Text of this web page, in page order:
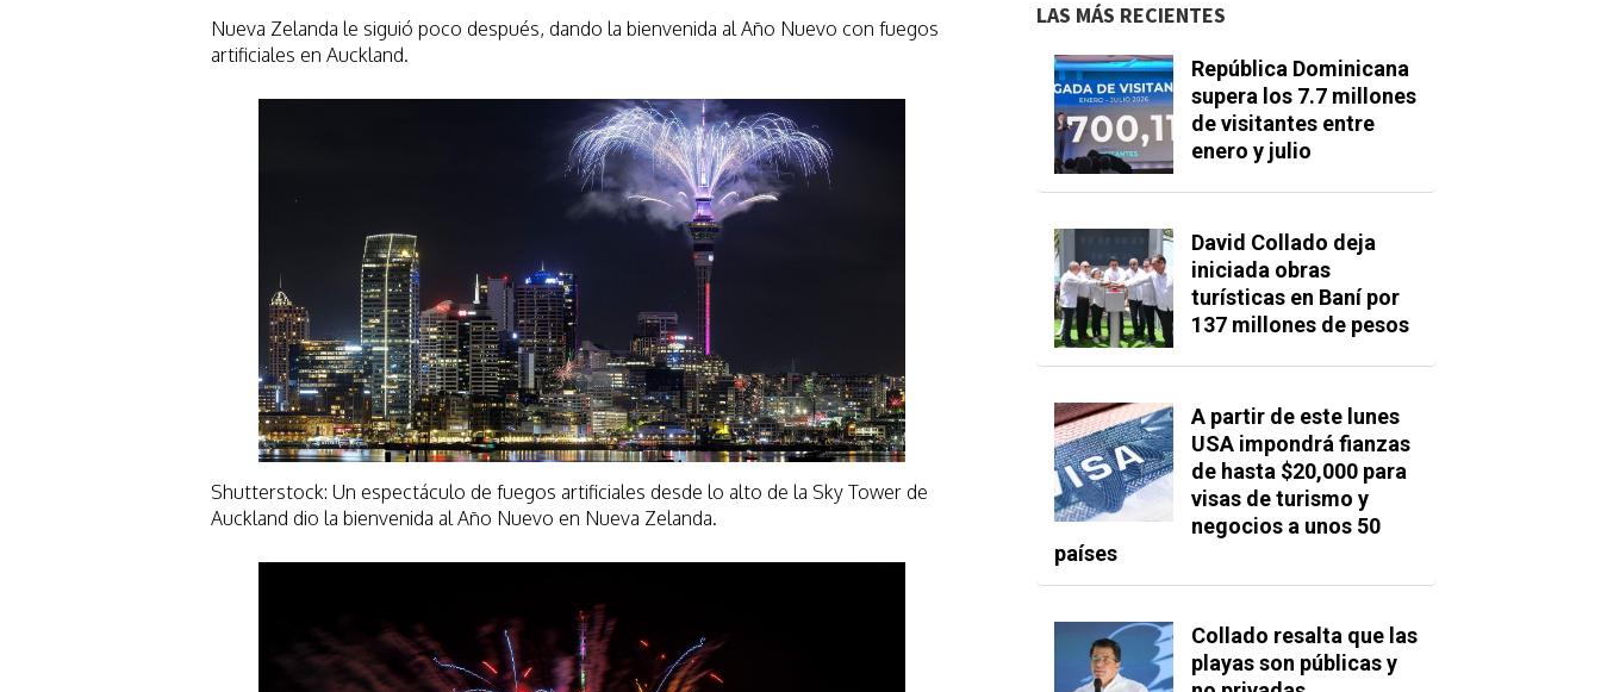
Nueva Zelanda le siguió poco después, dando la bienvenida al Año Nuevo con fuegos
artificiales en Auckland.
Shutterstock: Un espectáculo de fuegos artificiales desde lo alto de la Sky Tower de
Auckland dio la bienvenida al Año Nuevo en Nueva Zelanda.
LAS MÁS RECIENTES
República Dominicana
supera los 7.7 millones
de visitantes entre
enero y julio
David Collado deja
iniciada obras
turísticas en Baní por
137 millones de pesos
A partir de este lunes
USA impondrá fianzas
de hasta $20,000 para
visas de turismo y
negocios a unos 50
países
Collado resalta que las
playas son públicas y